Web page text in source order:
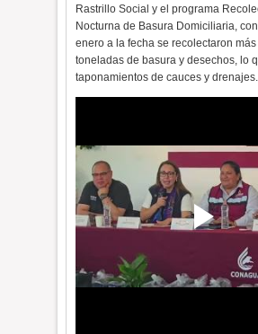
Rastrillo Social y el programa
Nocturna de Basura Domiciliaria,
enero a la fecha se recolectaron más
toneladas de basura y desechos, lo
taponamientos de cauces y drenajes.